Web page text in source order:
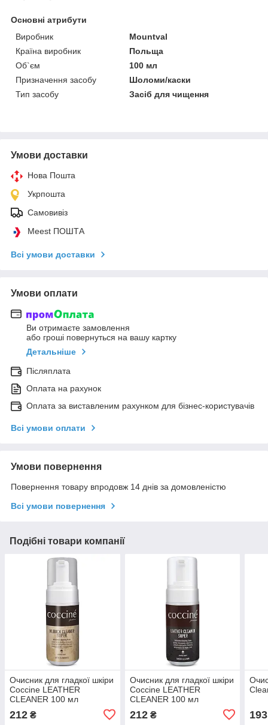
Основні атрибути
Виробник
Mountval
Країна виробник
Польща
Об`єм
100 мл
Призначення засобу
Шоломи/каски
Тип засобу
Засіб для чищення
Умови доставки
Нова Пошта
Укрпошта
Самовивіз
Meest ПОШТА
Всі умови доставки
Умови оплати
Ви отримаєте замовлення
або гроші повернуться на вашу картку
Детальніше
Післяплата
Оплата на рахунок
Оплата за виставленим рахунком для бізнес-користувачів
Всі умови оплати
Умови повернення
Повернення товару впродовж 14 днів за домовленістю
Всі умови повернення
Подібні товари компанії
Очисник для гладкої шкіри
Coccine LEATHER
CLEANER 100 мл
212 ₴
Очисник для гладкої шкіри
Coccine LEATHER
CLEANER 100 мл
212₴ 193